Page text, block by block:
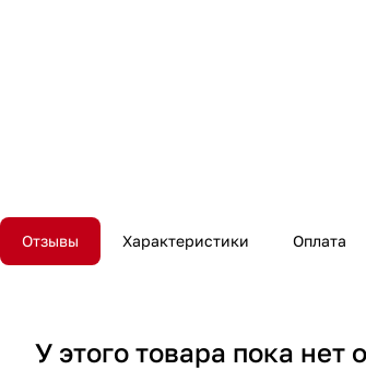
Отзывы Характеристики Оплата
У этого товара пока